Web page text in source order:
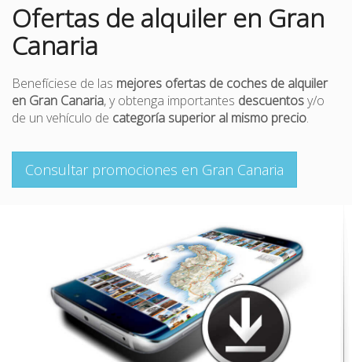
Ofertas de alquiler en Gran
Canaria
Benefíciese de las mejores ofertas de coches de alquiler
en Gran Canaria, y obtenga importantes descuentosy/o
de un vehículo de categoría superior al mismo precio.
Consultar promociones en Gran Canaria